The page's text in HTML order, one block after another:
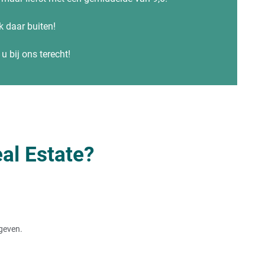
daar buiten!
bij ons terecht!
Estate?